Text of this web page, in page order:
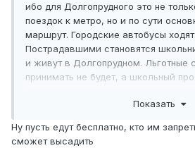
ибо для Долгопрудного это не
поездок к метро, но и по сути
маршрут. Городские автобусы
Пострадавшими становятся
и живут в Долгопрудном. Льготные
принимать не будет, а школьный
Показать
Ну пусть едут бесплатно, кто им
сможет высадить